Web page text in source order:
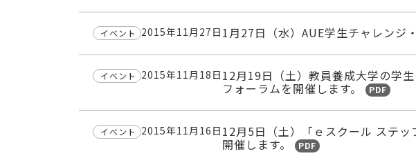
イベント 2015年11月27日 1月27日（水）AUE学生チャレンジ
イベント 2015年11月18日 12月19日（土）教員養成大学の学
フォーラムを開催します。 PDF
イベント 2015年11月16日 12月5日（土）「ｅスクール ステ
開催します。 PDF